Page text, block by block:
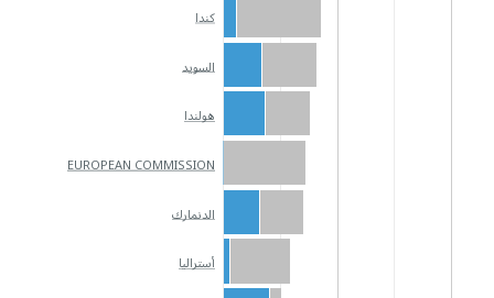
كندا
السويد
هولندا
EUROPEAN COMMISSION
الدنمارك
أستراليا